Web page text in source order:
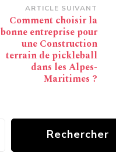
ARTICLE SUIVANT
Comment choisir la
bonne entreprise pour
une Construction
terrain de pickleball
dans les Alpes-
Maritimes ?
Rechercher